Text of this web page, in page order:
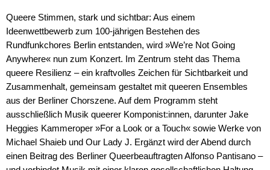
Queere Stimmen, stark und sichtbar: Aus einem
Ideenwettbewerb zum 100-jährigen Bestehen des
Rundfunkchores Berlin entstanden, wird »We’re Not Going
Anywhere« nun zum Konzert. Im Zentrum steht das Thema
queere Resilienz – ein kraftvolles Zeichen für Sichtbarkeit und
Zusammenhalt, gemeinsam gestaltet mit queeren Ensembles
aus der Berliner Chorszene. Auf dem Programm steht
ausschließlich Musik queerer Komponist:innen, darunter Jake
Heggies Kammeroper »For a Look or a Touch« sowie Werke von
Michael Shaieb und Our Lady J. Ergänzt wird der Abend durch
einen Beitrag des Berliner Queerbeauftragten Alfonso Pantisano –